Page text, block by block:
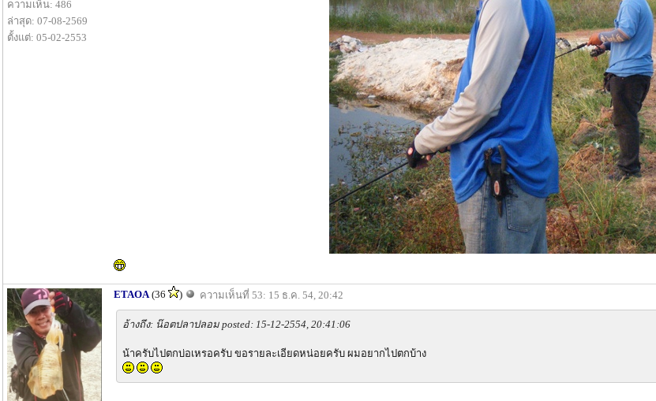
ความเห็น: 486
ล่าสุด: 07-08-2569
ตั้งแต่: 05-02-2553
ETAOA (36 ) ความเห็นที่ 53: 15 ธ.ค. 54, 20:42
อ้างถึง: น๊อตปลาปลอม posted: 15-12-2554, 20:41:06
น้าครับไปตกบ่อเหรอครับ ขอรายละเอียดหน่อยครับ ผมอยากไปตกบ้าง